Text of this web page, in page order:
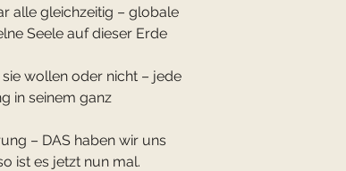
alle gleichzeitig – globale
Seele auf dieser Erde
wollen oder nicht – jede
in seinem ganz
– DAS haben wir uns
ist es jetzt nun mal.